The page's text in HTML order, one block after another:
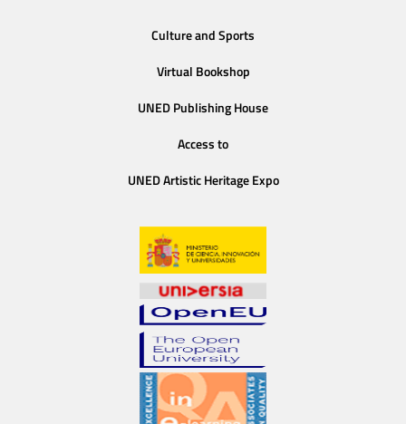
Culture and Sports
Virtual Bookshop
UNED Publishing House
Access to
UNED Artistic Heritage Expo